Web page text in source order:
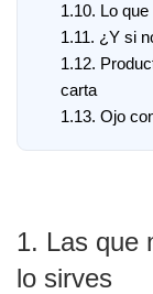
1.10. Lo
1.11. ¿Y si
1.12.
carta
1.13. Ojo
1. Las que
lo sirves